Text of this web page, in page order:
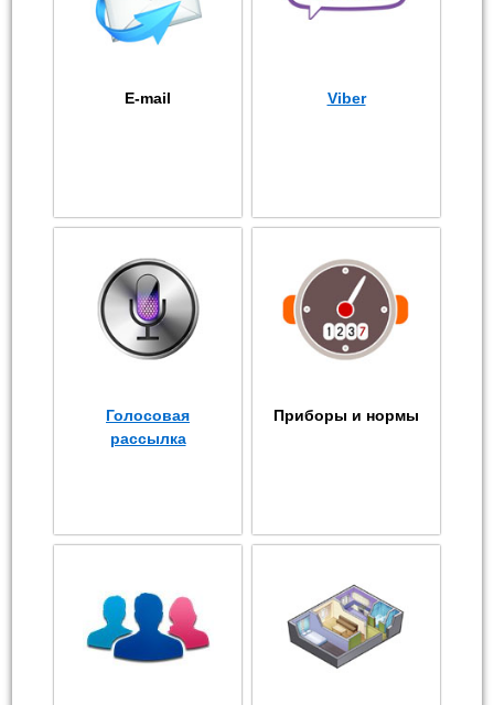
E-mail Viber
Голосовая
рассылка
Приборы и нормы